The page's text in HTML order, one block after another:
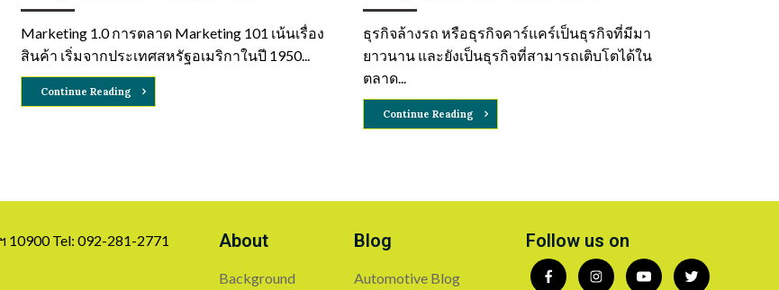
Marketing 1.0 การตลาด Marketing 101 เน้นเรื่อง
สินค้า เริ่มจากประเทศสหรัฐอเมริกาในปี 1950...
Continue Reading
ธุรกิจล้างรถ หรือธุรกิจคาร์แคร์เป็นธุรกิจที่มีมา
ยาวนาน และยังเป็นธุรกิจที่สามารถเติบโตได้ใน
ตลาด...
Continue Reading
Tel: 092-281-2771 About
Background
Blog
Automotive Blog
Follow us on